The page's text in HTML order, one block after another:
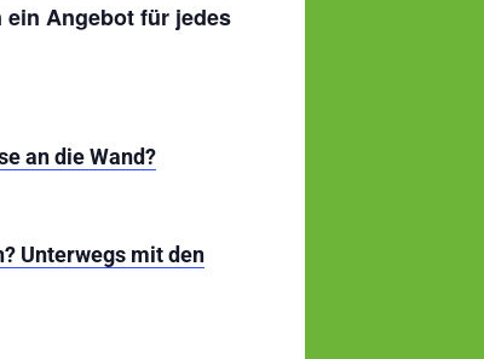
Angebot für jedes
an die Wand?
Unterwegs mit den